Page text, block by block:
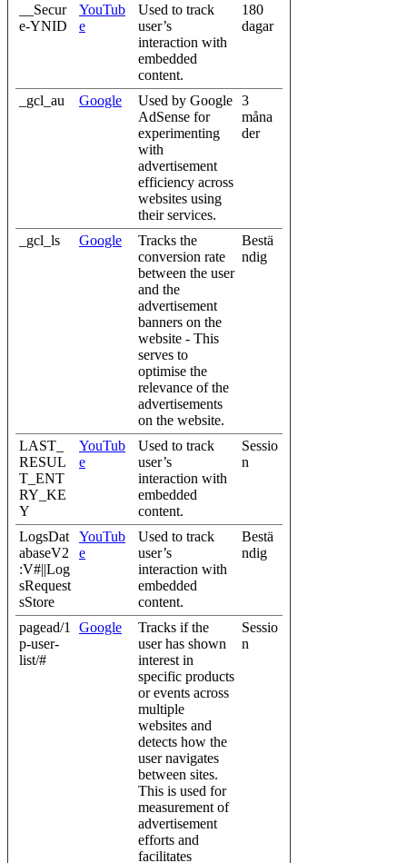
__Secur
e-YNID
YouTub
e
Used to track
user’s
interaction with
embedded
content.
180
dagar
_gcl_au Google
Used by Google
AdSense for
experimenting
with
advertisement
efficiency across
websites using
their services.
3
måna
der
_gcl_ls Google
Tracks the
conversion rate
between the user
and the
advertisement
banners on the
website - This
serves to
optimise the
relevance of the
advertisements
on the website.
Bestä
ndig
LAST_
RESUL
T_ENT
RY_KE
Y
YouTub
e
Used to track
user’s
interaction with
embedded
content.
Sessio
n
LogsDat
abaseV2
:V#||Log
sRequest
sStore
YouTub
e
Used to track
user’s
interaction with
embedded
content.
Bestä
ndig
pagead/1
p-user-
list/#
Google
Tracks if the
user has shown
interest in
specific products
or events across
multiple
websites and
detects how the
user navigates
between sites.
This is used for
measurement of
advertisement
efforts and
facilitates
Sessio
n